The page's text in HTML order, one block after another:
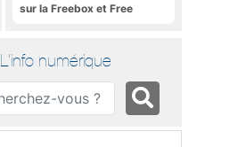
sur la Freebox et Free
L'info numérique